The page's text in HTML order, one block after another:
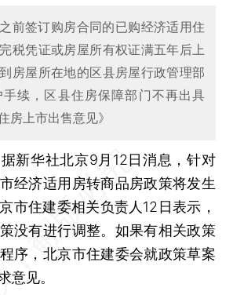
前签订购房合同的已购经济适用住
税凭证或房屋所有权证满五年后上
房屋所在地的区县房屋行政管理部
续，区县住房保障部门不再出具
房上市出售意见》
据新华社北京9月12日消息，针对
经济适用房转商品房政策将发生
市住建委相关负责人12日表示，
没有进行调整。如果有相关政策
序，北京市住建委会就政策草案
意见。